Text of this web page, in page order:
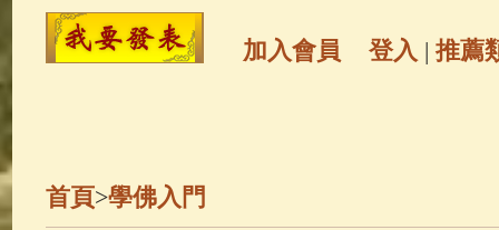
金山活佛
善財童子五十三參
加入會員 登入 | 推薦
首頁>學佛入門